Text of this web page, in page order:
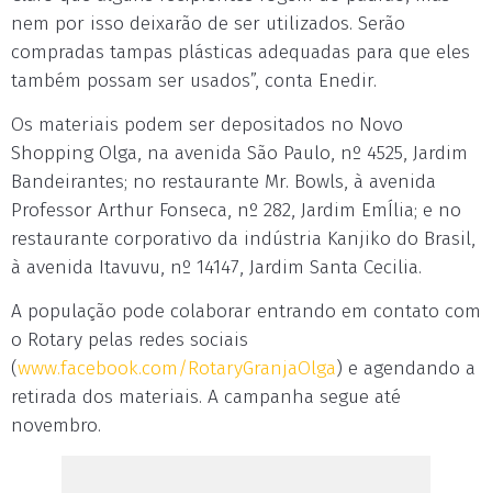
nem por isso deixarão de ser utilizados. Serão
compradas tampas plásticas adequadas para que eles
também possam ser usados”, conta Enedir.
Os materiais podem ser depositados no Novo
Shopping Olga, na avenida São Paulo, nº 4525, Jardim
Bandeirantes; no restaurante Mr. Bowls, à avenida
Professor Arthur Fonseca, nº 282, Jardim EmÍlia; e no
restaurante corporativo da indústria Kanjiko do Brasil,
à avenida Itavuvu, nº 14147, Jardim Santa Cecilia.
A população pode colaborar entrando em contato com
o Rotary pelas redes sociais
(www.facebook.com/RotaryGranjaOlga) e agendando a
retirada dos materiais. A campanha segue até
novembro.